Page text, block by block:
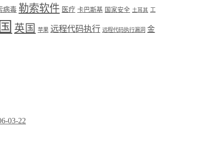
病毒 勒索软件 医疗 卡巴斯基 国家安全 土耳其 工
英国 苹果 远程代码执行 远程代码执行漏洞 金
03-22